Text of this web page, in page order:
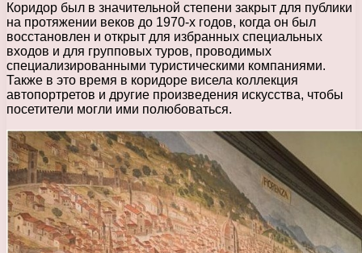
Коридор был в значительной степени закрыт для публики
на протяжении веков до 1970-х годов, когда он был
восстановлен и открыт для избранных специальных
входов и для групповых туров, проводимых
специализированными туристическими компаниями.
Также в это время в коридоре висела коллекция
автопортретов и другие произведения искусства, чтобы
посетители могли ими полюбоваться.